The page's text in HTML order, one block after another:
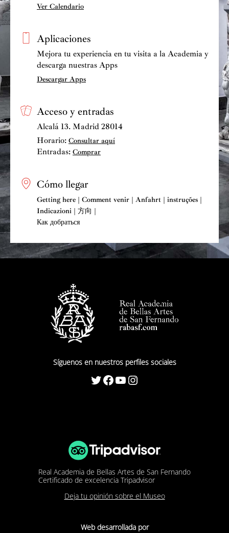
Ver Calendario
Aplicaciones
Mejora tu experiencia en tu visita a la Academia y
descarga nuestras Apps
Descargar Apps
Acceso y entradas
Alcalá 13. Madrid 28014
Horario: Consultar aquí
Entradas: Comprar
Cómo llegar
Getting here | Comment venir | Anfahrt | instruções |
Indicazioni | 方向 |
Как добраться
Síguenos en nuestros perfiles sociales
Twitter Facebook YouTube Instagram
Real Academia de Bellas Artes de San Fernando
Certificado de excelencia Tripadvisor
Deja tu opinión sobre el Museo
Web desarrollada por